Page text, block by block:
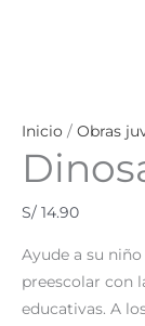
Inicio / Obras
S/ 14.90
Ayude a su
preescolar con
educativas. A